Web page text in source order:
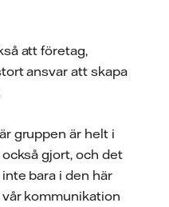
att företag,
ansvar att skapa
gruppen är helt i
gjort, och det
bara i den här
kommunikation